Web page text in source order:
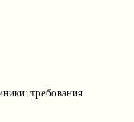
требования